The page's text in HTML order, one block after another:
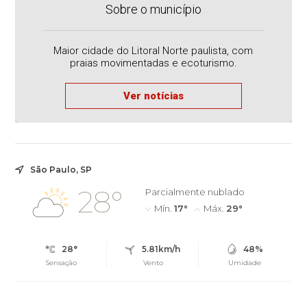
Sobre o município
Maior cidade do Litoral Norte paulista, com
praias movimentadas e ecoturismo.
Ver notícias
São Paulo, SP
28°
Parcialmente nublado
Mín. 17° Máx. 29°
28°
Sensação
5.81km/h
Vento
48%
Umidade